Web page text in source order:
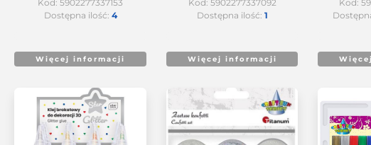
Kod: 5902277337153
Dostępna ilość: 4
Więcej informacji
Kod: 5902277337092
Dostępna ilość: 1
Więcej informacji
Kod: